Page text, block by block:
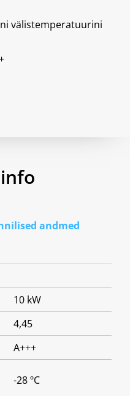
välistemperatuurini
andmed
10 kW
4,45
A+++
-28 ºC